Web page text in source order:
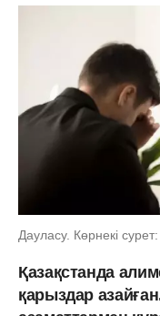
Дауласу. Көрнекі
Қазақстанда
қарыздар